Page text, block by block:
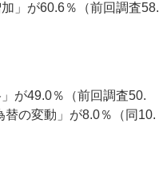
」が60.6％（前回調査58.
が49.0％（前回調査50.
の変動」が8.0％（同10.